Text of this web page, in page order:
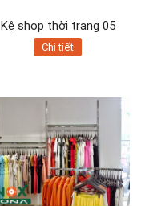
Kệ shop thời trang 05
Chi tiết